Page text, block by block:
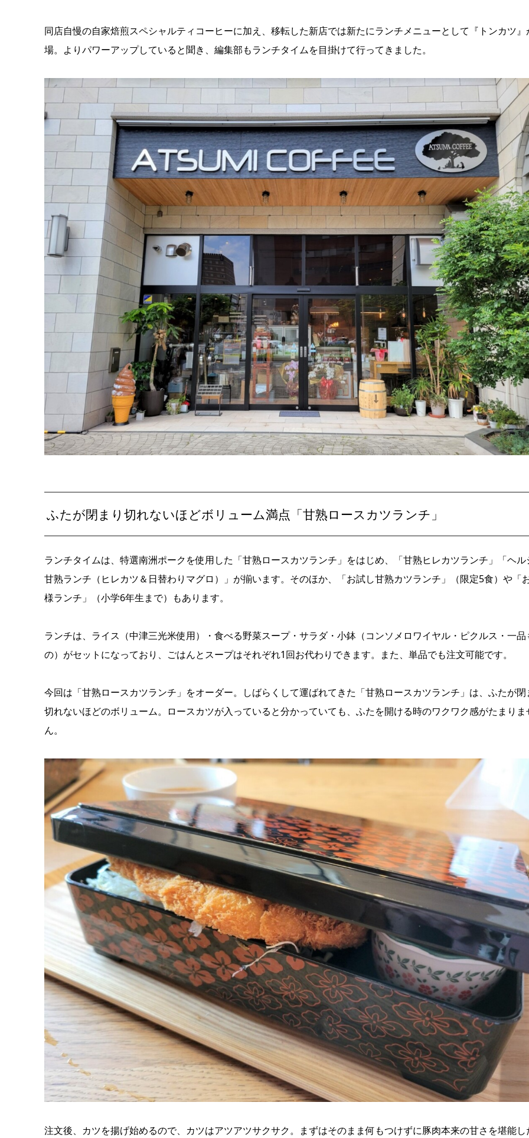
同店自慢の自家焙煎スペシャルティコーヒーに加え、移転した新店では新たにランチメニューとして『トンカツ』
場。よりパワーアップしていると聞き、編集部もランチタイムを目掛けて行ってきました。
ふたが閉まり切れないほどボリューム満点「甘熟ロースカツランチ」
ランチタイムは、特選南洲ポークを使用した「甘熟ロースカツランチ」をはじめ、「甘熟ヒレカツランチ」「ヘル
甘熟ランチ（ヒレカツ＆日替わりマグロ）」が揃います。そのほか、「お試し甘熟カツランチ」（限定5食）や「
様ランチ」（小学6年生まで）もあります。
ランチは、ライス（中津三光米使用）・食べる野菜スープ・サラダ・小鉢（コンソメロワイヤル・ピクルス・一品
の）がセットになっており、ごはんとスープはそれぞれ1回お代わりできます。また、単品でも注文可能です。
今回は「甘熟ロースカツランチ」をオーダー。しばらくして運ばれてきた「甘熟ロースカツランチ」は、ふたが閉
切れないほどのボリューム。ロースカツが入っていると分かっていても、ふたを開ける時のワクワク感がたまりま
ん。
注文後、カツを揚げ始めるので、カツはアツアツサクサク。まずはそのまま何もつけずに豚肉本来の甘さを堪能し